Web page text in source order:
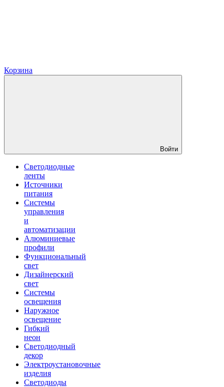
Корзина
Войти
Светодиодные
ленты
Источники
питания
Системы
управления
и
автоматизации
Алюминиевые
профили
Функциональный
свет
Дизайнерский
свет
Системы
освещения
Наружное
освещение
Гибкий
неон
Светодиодный
декор
Электроустановочные
изделия
Светодиоды